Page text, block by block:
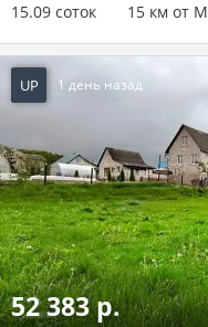
15.09 соток 15 км от
UP 1 день назад
52 383 р.